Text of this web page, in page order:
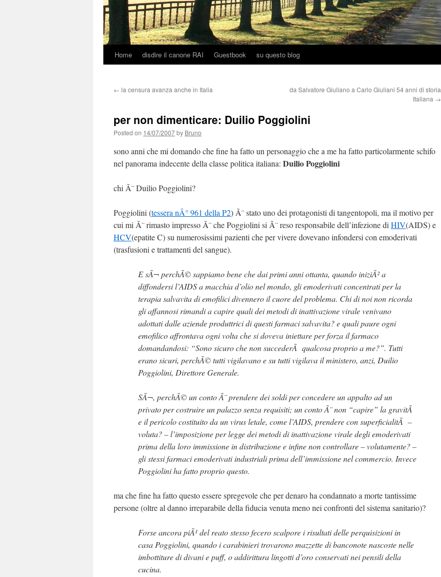
Skip
content
Home disdire il canone RAI Guestbook su questo blog
← la censura avanza anche in Italia
da Salvatore Giuliano a Carlo Giuliani 54 anni di storia
Italiana →
per non dimenticare: Duilio Poggiolini
Posted on 14/07/2007by Bruno
sono anni che mi domando che fine ha fatto un personaggio che a me ha fatto particolarmente schifo
nel panorama indecente della classe politica italiana: Duilio Poggiolini
chi Ã¨ Duilio Poggiolini?
Poggiolini (tessera nÂ° 961 della P2) Ã¨ stato uno dei protagonisti di tangentopoli, ma il motivo per
cui mi Ã¨ rimasto impresso Ã¨ che Poggiolini si Ã¨ reso responsabile dell’infezione di HIV(AIDS) e
HCV(epatite C) su numerosissimi pazienti che per vivere dovevano infondersi con emoderivati
(trasfusioni e trattamenti del sangue).
E sÃ¬ perchÃ© sappiamo bene che dai primi anni ottanta, quando iniziÃ² a
diffondersi l’AIDS a macchia d’olio nel mondo, gli emoderivati concentrati per la
terapia salvavita di emofilici divennero il cuore del problema. Chi di noi non ricorda
gli affannosi rimandi a capire quali dei metodi di inattivazione virale venivano
adottati dalle aziende produttrici di questi farmaci salvavita? e quali paure ogni
emofilico affrontava ogni volta che si doveva iniettare per forza il farmaco
domandandosi: “Sono sicuro che non succederÃ qualcosa proprio a me?”. Tutti
erano sicuri, perchÃ© tutti vigilavano e su tutti vigilava il ministero, anzi, Duilio
Poggiolini, Direttore Generale.
SÃ¬, perchÃ© un conto Ã¨ prendere dei soldi per concedere un appalto ad un
privato per costruire un palazzo senza requisiti; un conto Ã¨ non “capire” la gravitÃ
e il pericolo costituito da un virus letale, come l’AIDS, prendere con superficialitÃ –
voluta? – l’imposizione per legge dei metodi di inattivazione virale degli emoderivati
prima della loro immissione in distribuzione e infine non controllare – volutamente? –
gli stessi farmaci emoderivati industriali prima dell’immissione nel commercio. Invece
Poggiolini ha fatto proprio questo.
ma che fine ha fatto questo essere spregevole che per denaro ha condannato a morte tantissime
persone (oltre al danno irreparabile della fiducia venuta meno nei confronti del sistema sanitario)?
Forse ancora piÃ¹ del reato stesso fecero scalpore i risultati delle perquisizioni in
casa Poggiolini, quando i carabinieri trovarono mazzette di banconote nascoste nelle
imbottiture di divani e puff, o addirittura lingotti d’oro conservati nei pensili della
cucina.